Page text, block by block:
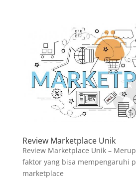
Review Marketplace Unik
Review Marketplace Unik –
faktor yang bisa mempengaruhi
marketplace